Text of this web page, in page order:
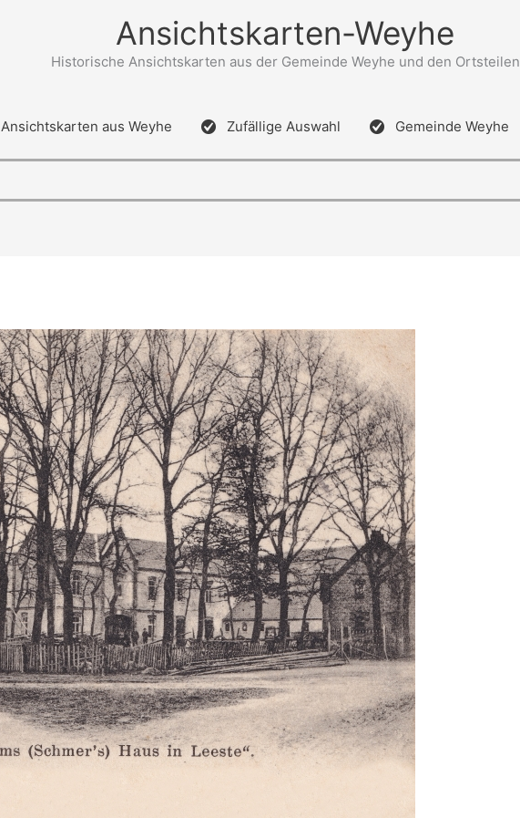
Ansichtskarten-Weyhe
Historische Ansichtskarten aus der Gemeinde Weyhe und den Ortsteilen
Ansichtskarten aus Weyhe Zufällige Auswahl Gemeinde Weyhe